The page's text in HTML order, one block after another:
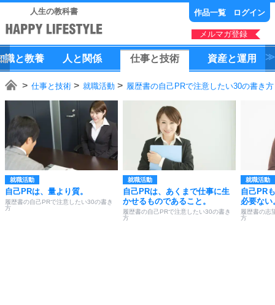
人生の教科書 作品一覧 ログイン
メルマガ登録
識と教養 人 と 関係 仕事と技術 資産と運用
仕事と技術 就職活動 履歴書の自己PRで注意したい30の書き方
就職活動
自己PRは、量より質。
履歴書の自己PRで注意したい30の書き
方
就職活動
自己PRは、あくまで仕事に生
かせるものであること。
履歴書の自己PRで注意したい30の書き
方
就職活動
自己PR
必要ない
履歴書の志
方